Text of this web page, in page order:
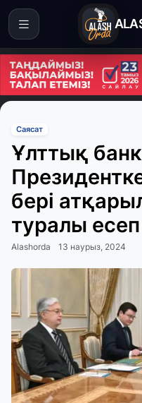
Саясат
Ұлттық
бері
туралы есеп
Alashorda 13 наурыз, 2024